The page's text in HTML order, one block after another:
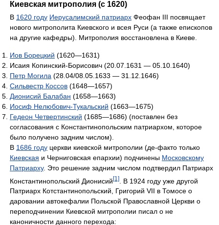
Киевская митрополия (с 1620)
В 1620 году Иерусалимский патриарх Феофан III посвящает
нового митрополита Киевского и всея Руси (а также епископов
на другие кафедры). Митрополия восстановлена в Киеве.
Иов Борецкий (1620—1631)
Исаия Копинский-Борисович (20.07.1631 — 05.10.1640)
Петр Могила (28.04/08.05.1633 — 31.12.1646)
Сильвестр Коссов (1648—1657)
Дионисий Балабан (1658—1663)
Иосиф Нелюбович-Тукальский (1663—1675)
Гедеон Четвертинский (1685—1686) (поставлен без
согласования с Константинопольским патриархом, которое
было получено задним числом).
В 1686 году церкви киевской митрополии (де-факто только
Киевская и Черниговская епархии) подчинены Московскому
Патриарху. Это решение задним числом подтвердил Патриарх
Константинопольский Дионисий[1]
. В 1924 году уже другой
Патриарх Котстантинопольский, Григорий VII в Томосе о
даровании автокефалии Польской Православной Церкви о
переподчинении Киевской митрополии писал о не
каноничности данного перехода: